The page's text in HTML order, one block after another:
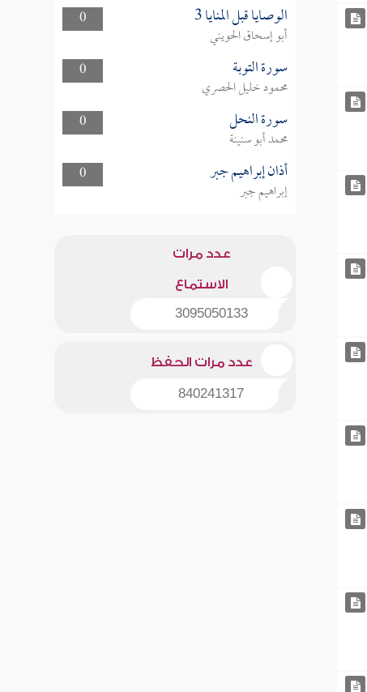
0
الوصايا قبل المنايا 3
أبو إسحاق الحويني
0
سورة التوبة
محمود خليل الحصري
0
سورة النحل
محمد أبو سنينة
0
أذان إبراهيم جبر
إبراهيم جبر
عدد مرات
الاستماع
3095050133
عدد مرات الحفظ
840241317